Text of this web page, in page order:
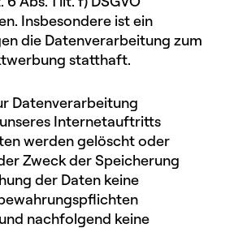
Insbesondere ist ein
die Datenverarbeitung zum
statthaft.
Datenverarbeitung
Internetauftritts
werden gelöscht oder
Zweck der Speicherung
der Daten keine
nachfolgend keine